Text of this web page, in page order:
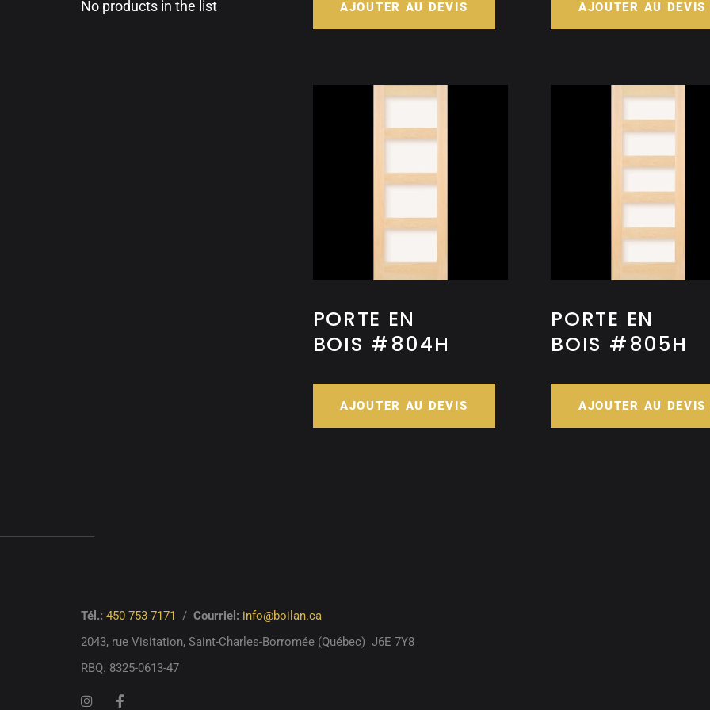
No products in the list AJOUTER AU DEVIS AJOUTER AU DEVIS
PORTE EN
BOIS #804H
AJOUTER AU DEVIS
PORTE EN
BOIS #805H
AJOUTER AU DEVIS
Tél.: 450 753-7171 / Courriel: info@boilan.ca
2043, rue Visitation, Saint-Charles-Borromée (Québec) J6E 7Y8
RBQ. 8325-0613-47